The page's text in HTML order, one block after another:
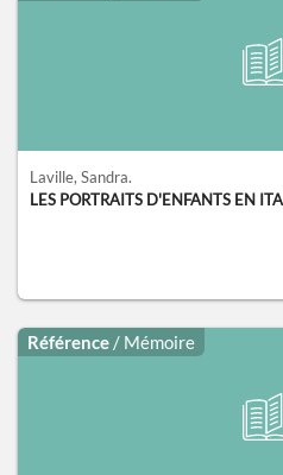
Laville, Sandra.
LES PORTRAITS D'ENFANTS EN
Référence / Mémoire